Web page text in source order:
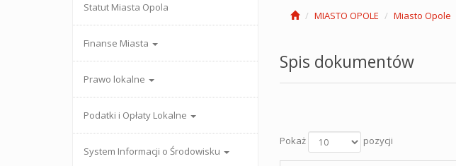
Statut Miasta Opola
Finanse Miasta
Prawo lokalne
Podatki i Opłaty Lokalne
System Informacji o Środowisku
MIASTO OPOLE Miasto Opole
Spis dokumentów
Pokaż pozycji